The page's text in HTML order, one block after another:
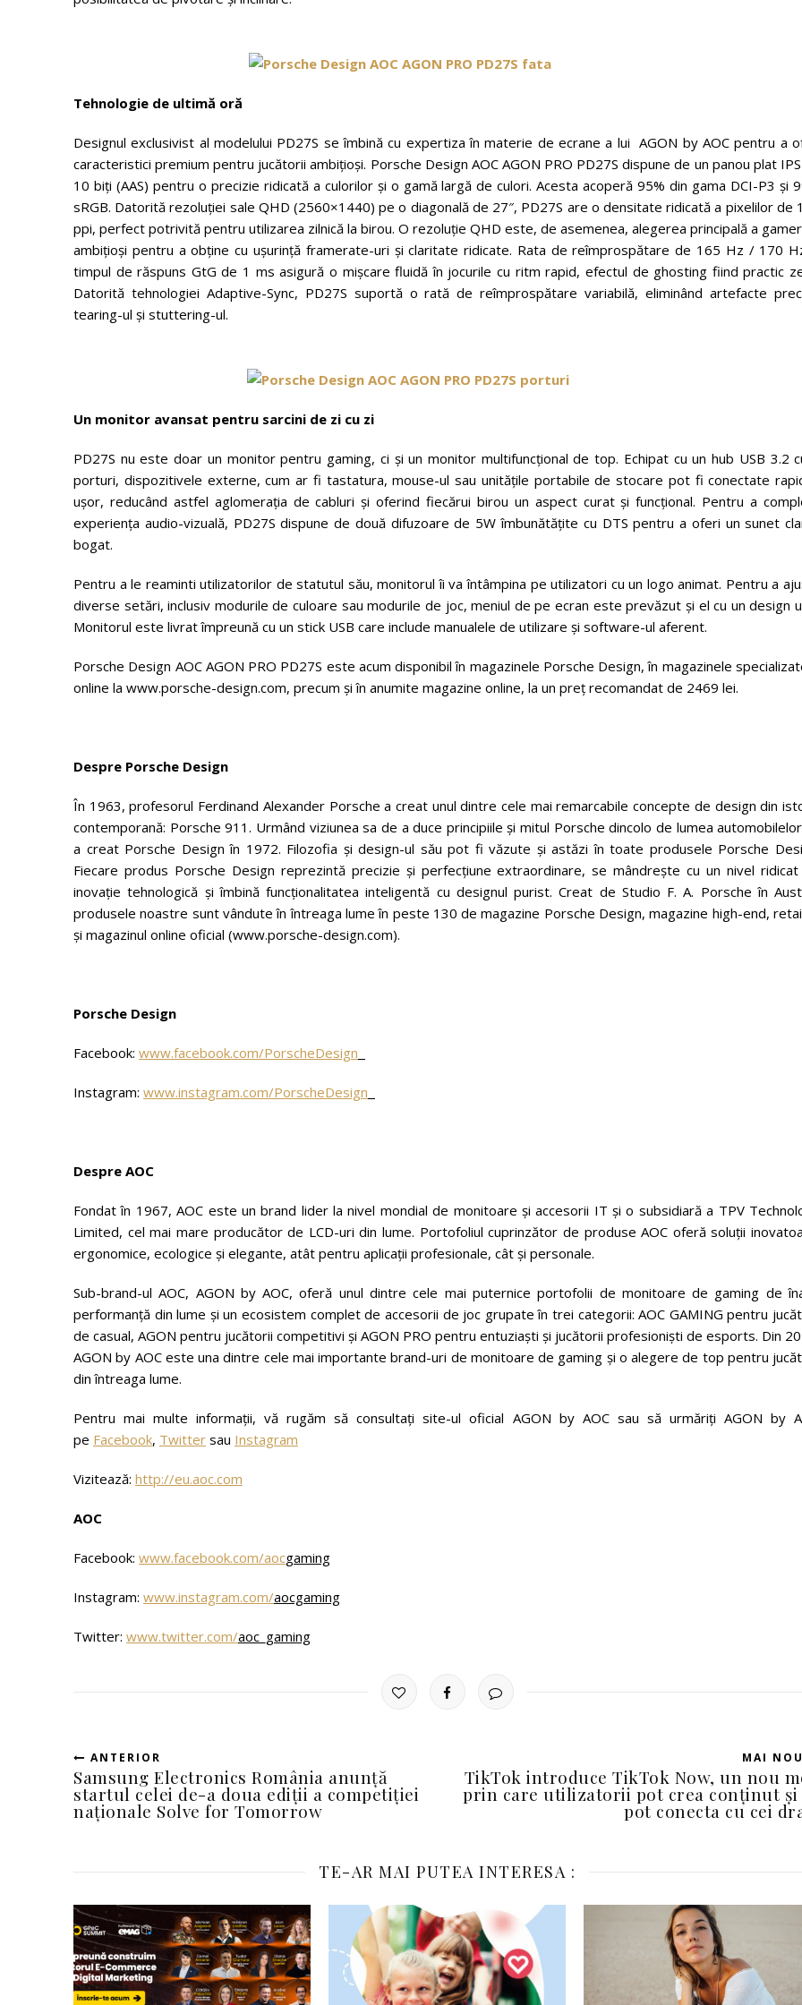
Tehnologie de ultimă oră
Designul exclusivist al modelului PD27S se îmbină cu expertiza în materie de ecrane a lui AGON by AOC pentru a
caracteristici premium pentru jucătorii ambițioși. Porsche Design AOC AGON PRO PD27S dispune de un panou plat
10 biți (AAS) pentru o precizie ridicată a culorilor și o gamă largă de culori. Acesta acoperă 95% din gama DCI-P3 și
sRGB. Datorită rezoluției sale QHD (2560×1440) pe o diagonală de 27″, PD27S are o densitate ridicată a pixelilor de
ppi, perfect potrivită pentru utilizarea zilnică la birou. O rezoluție QHD este, de asemenea, alegerea principală a
ambițioși pentru a obține cu ușurință framerate-uri și claritate ridicate. Rata de reîmprospătare de 165 Hz / 170
timpul de răspuns GtG de 1 ms asigură o mișcare fluidă în jocurile cu ritm rapid, efectul de ghosting fiind practic
Datorită tehnologiei Adaptive-Sync, PD27S suportă o rată de reîmprospătare variabilă, eliminând artefacte
tearing-ul și stuttering-ul.
Un monitor avansat pentru sarcini de zi cu zi
PD27S nu este doar un monitor pentru gaming, ci și un monitor multifuncțional de top. Echipat cu un hub USB 3.2
porturi, dispozitivele externe, cum ar fi tastatura, mouse-ul sau unitățile portabile de stocare pot fi conectate
ușor, reducând astfel aglomerația de cabluri și oferind fiecărui birou un aspect curat și funcțional. Pentru a
experiența audio-vizuală, PD27S dispune de două difuzoare de 5W îmbunătățite cu DTS pentru a oferi un sunet
bogat.
Pentru a le reaminti utilizatorilor de statutul său, monitorul îi va întâmpina pe utilizatori cu un logo animat. Pentru a
diverse setări, inclusiv modurile de culoare sau modurile de joc, meniul de pe ecran este prevăzut și el cu un design
Monitorul este livrat împreună cu un stick USB care include manualele de utilizare și software-ul aferent.
Porsche Design AOC AGON PRO PD27S este acum disponibil în magazinele Porsche Design, în magazinele
online la www.porsche-design.com, precum și în anumite magazine online, la un preț recomandat de 2469 lei.
Despre Porsche Design
În 1963, profesorul Ferdinand Alexander Porsche a creat unul dintre cele mai remarcabile concepte de design din
contemporană: Porsche 911. Urmând viziunea sa de a duce principiile și mitul Porsche dincolo de lumea
a creat Porsche Design în 1972. Filozofia și design-ul său pot fi văzute și astăzi în toate produsele Porsche
Fiecare produs Porsche Design reprezintă precizie și perfecțiune extraordinare, se mândrește cu un nivel
inovație tehnologică și îmbină funcționalitatea inteligentă cu designul purist. Creat de Studio F. A. Porsche în
produsele noastre sunt vândute în întreaga lume în peste 130 de magazine Porsche Design, magazine high-end,
și magazinul online oficial (www.porsche-design.com).
Porsche Design
Facebook: www.facebook.com/PorscheDesign
Instagram: www.instagram.com/PorscheDesign
Despre AOC
Fondat în 1967, AOC este un brand lider la nivel mondial de monitoare și accesorii IT și o subsidiară a TPV
Limited, cel mai mare producător de LCD-uri din lume. Portofoliul cuprinzător de produse AOC oferă soluții
ergonomice, ecologice și elegante, atât pentru aplicații profesionale, cât și personale.
Sub-brand-ul AOC, AGON by AOC, oferă unul dintre cele mai puternice portofolii de monitoare de gaming de
performanță din lume și un ecosistem complet de accesorii de joc grupate în trei categorii: AOC GAMING pentru
de casual, AGON pentru jucătorii competitivi și AGON PRO pentru entuziaști și jucătorii profesioniști de esports. Din
AGON by AOC este una dintre cele mai importante brand-uri de monitoare de gaming și o alegere de top pentru
din întreaga lume.
Pentru mai multe informații, vă rugăm să consultați site-ul oficial AGON by AOC sau să urmăriți AGON by
pe Facebook, Twitter sau Instagram
Vizitează: http://eu.aoc.com
AOC
Facebook: www.facebook.com/aocgaming
Instagram: www.instagram.com/aocgaming
Twitter: www.twitter.com/aoc_gaming
ANTERIOR
Samsung Electronics România anunță
startul celei de-a doua ediții a competiției
naționale Solve for Tomorrow
MAI
TikTok introduce TikTok Now, un nou
prin care utilizatorii pot crea conținut și
pot conecta cu cei
TE-AR MAI PUTEA INTERESA :